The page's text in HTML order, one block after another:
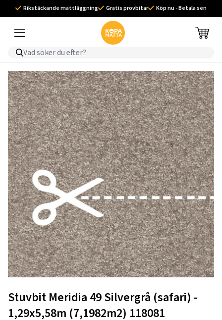
Rikstäckande mattläggning Gratis provbitar Köp nu - Betala sen
Stuvbit Meridia 49 Silvergrå (safari) -
1,29x5,58m (7,1982m2) 118081